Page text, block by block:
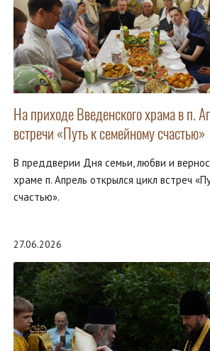
На приходе Введенского храма в п.
встречи «Путь к семейному счастью»
В преддверии Дня семьи, любви и
храме п. Апрель открылся цикл встреч
счастью».
27.06.2026